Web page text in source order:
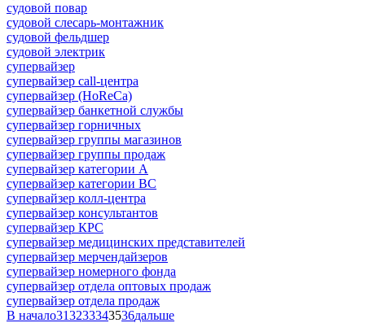
судовой повар
судовой слесарь-монтажник
судовой фельдшер
судовой электрик
супервайзер
супервайзер call-центра
супервайзер (HoReCa)
супервайзер банкетной службы
супервайзер горничных
супервайзер группы магазинов
супервайзер группы продаж
супервайзер категории A
супервайзер категории BC
супервайзер колл-центра
супервайзер консультантов
супервайзер КРС
супервайзер медицинских представителей
супервайзер мерчендайзеров
супервайзер номерного фонда
супервайзер отдела оптовых продаж
супервайзер отдела продаж
В начало313233343536дальше